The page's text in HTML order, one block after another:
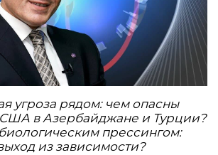
угроза рядом: чем опасны
в Азербайджане и Турции?
прессингом:
из зависимости?